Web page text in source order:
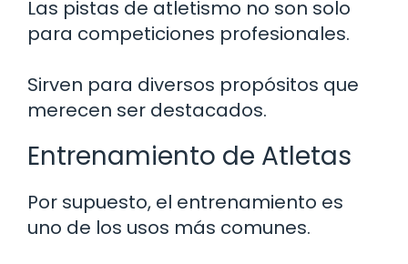
Las pistas de atletismo no son solo
para competiciones profesionales.
Sirven para diversos propósitos que
merecen ser destacados.
Entrenamiento de Atletas
Por supuesto, el entrenamiento es
uno de los usos más comunes.